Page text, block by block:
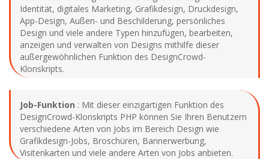
Identität, digitales Marketing, Grafikdesign, Druckdesign,
App-Design, Außen- und Beschilderung, persönliches
Design und viele andere Typen hinzufügen, bearbeiten,
anzeigen und verwalten von Designs mithilfe dieser
außergewöhnlichen Funktion des DesignCrowd-
Klonskripts.
Job-Funktion : Mit dieser einzigartigen Funktion des
DesignCrowd-Klonskripts PHP können Sie Ihren Benutzern
verschiedene Arten von Jobs im Bereich Design wie
Grafikdesign-Jobs, Broschüren, Bannerwerbung,
Visitenkarten und viele andere Arten von Jobs anbieten.